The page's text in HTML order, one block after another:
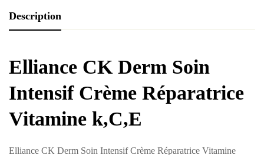
Description
Elliance CK Derm Soin
Intensif Crème Réparatrice
Vitamine k,C,E
Elliance CK Derm Soin Intensif Crème Réparatrice Vitamine